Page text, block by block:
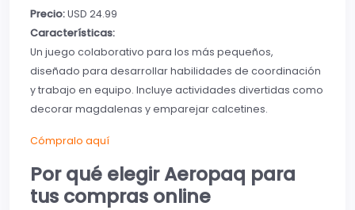
Precio:USD 24.99
Características:
Un juego colaborativo para los más pequeños,
diseñado para desarrollar habilidades de coordinación
y trabajo en equipo. Incluye actividades divertidas como
decorar magdalenas y emparejar calcetines.
Cómpralo aquí
Por qué elegir Aeropaq para
tus compras online